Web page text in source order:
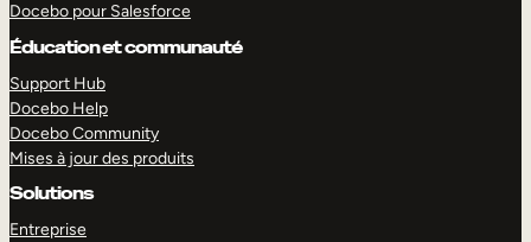
Docebo pour Salesforce
Éducation et communauté
Support Hub
Docebo Help
Docebo Community
Mises à jour des produits
Solutions
Entreprise